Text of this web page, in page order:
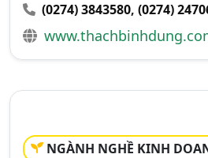
(0274) 3843580, (0274)
NGÀNH NGHỀ KINH